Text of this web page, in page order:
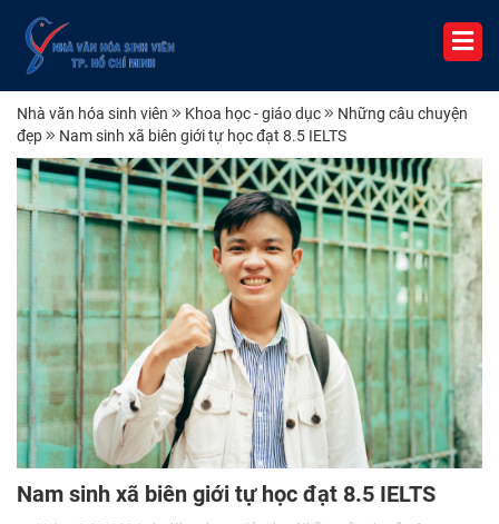
Nhà văn hóa sinh viên Khoa học - giáo dục
Những câu chuyện
đẹp
Nam sinh xã biên giới tự học đạt 8.5 IELTS
Nam sinh xã biên giới tự học đạt 8.5 IELTS